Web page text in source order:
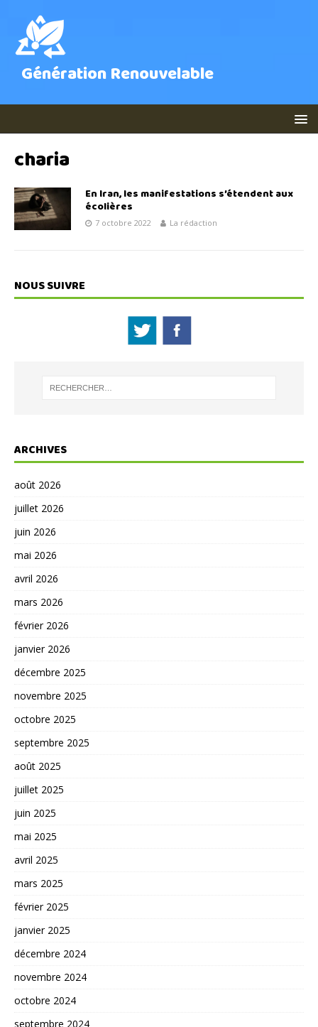
Génération Renouvelable
charia
En Iran, les manifestations s’étendent aux
écolières
7 octobre 2022 La rédaction
NOUS SUIVRE
ARCHIVES
août 2026
juillet 2026
juin 2026
mai 2026
avril 2026
mars 2026
février 2026
janvier 2026
décembre 2025
novembre 2025
octobre 2025
septembre 2025
août 2025
juillet 2025
juin 2025
mai 2025
avril 2025
mars 2025
février 2025
janvier 2025
décembre 2024
novembre 2024
octobre 2024
septembre 2024